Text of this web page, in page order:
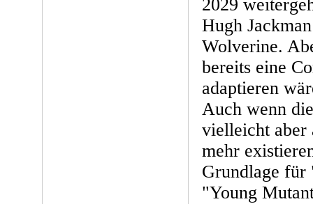
2029
Hugh
Wolverine.
bereits eine
adaptieren
Auch wenn
vielleicht aber
mehr
Grundlage
"Young